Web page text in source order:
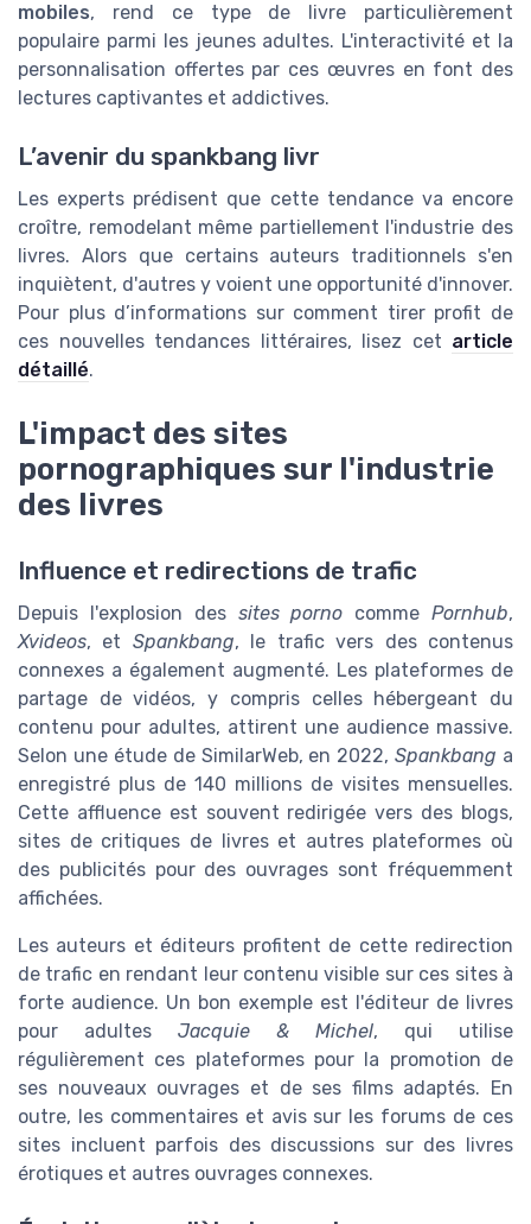
mobiles, rend ce type de livre particulièrement
populaire parmi les jeunes adultes. L'interactivité et la
personnalisation offertes par ces œuvres en font des
lectures captivantes et addictives.
L’avenir du spankbang livr
Les experts prédisent que cette tendance va encore
croître, remodelant même partiellement l'industrie des
livres. Alors que certains auteurs traditionnels s'en
inquiètent, d'autres y voient une opportunité d'innover.
Pour plus d’informations sur comment tirer profit de
ces nouvelles tendances littéraires, lisez cet article
détaillé.
L'impact des sites
pornographiques sur l'industrie
des livres
Influence et redirections de trafic
Depuis l'explosion des sites porno commePornhub,
Xvideos, et Spankbang, le trafic vers des contenus
connexes a également augmenté. Les plateformes de
partage de vidéos, y compris celles hébergeant du
contenu pour adultes, attirent une audience massive.
Selon une étude de SimilarWeb, en 2022,Spankbang a
enregistré plus de 140 millions de visites mensuelles.
Cette affluence est souvent redirigée vers des blogs,
sites de critiques de livres et autres plateformes où
des publicités pour des ouvrages sont fréquemment
affichées.
Les auteurs et éditeurs profitent de cette redirection
de trafic en rendant leur contenu visible sur ces sites à
forte audience. Un bon exemple est l'éditeur de livres
pour adultes Jacquie & Michel, qui utilise
régulièrement ces plateformes pour la promotion de
ses nouveaux ouvrages et de ses films adaptés. En
outre, les commentaires et avis sur les forums de ces
sites incluent parfois des discussions sur des livres
érotiques et autres ouvrages connexes.